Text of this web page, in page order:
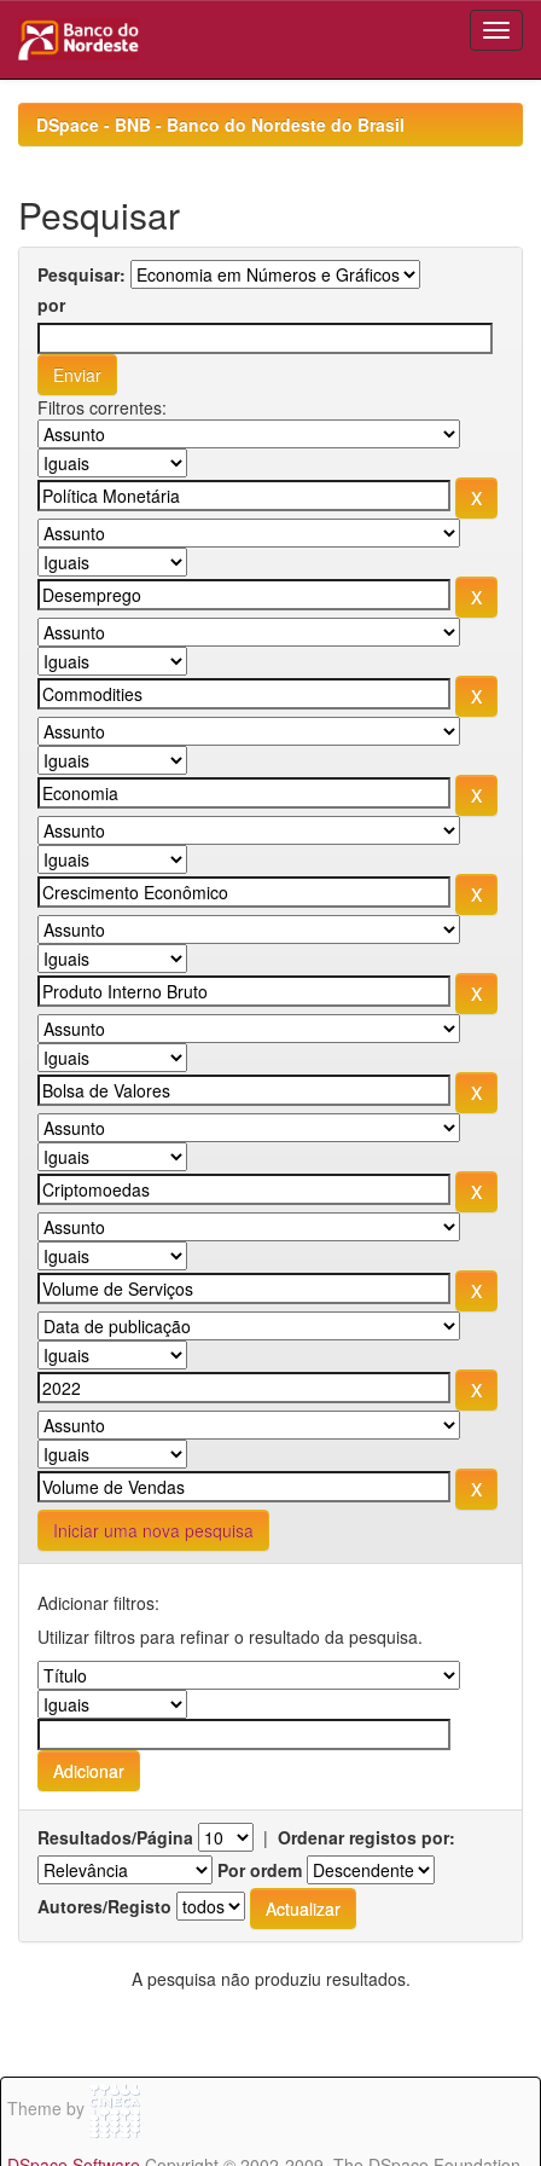
navigationDSpace - BNB - Banco do Nordeste do Brasil
Pesquisar
Pesquisar:
por
Filtros correntes:
Iniciar uma nova pesquisa
Adicionar filtros:
Utilizar filtros para refinar o resultado da pesquisa.
Resultados/Página | Ordenar registos por:
Por ordem
Autores/Registo
A pesquisa não produziu resultados.
Theme by